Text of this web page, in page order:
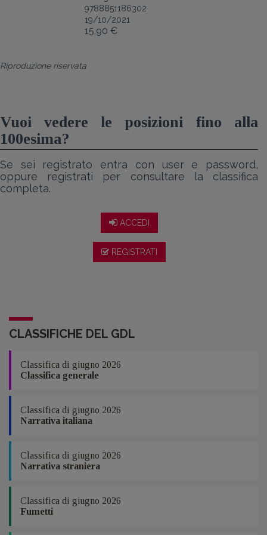
9788851186302
19/10/2021
15,90 €
Riproduzione riservata
Vuoi vedere le posizioni fino alla
100esima?
Se sei registrato entra con user e password,
oppure registrati per consultare la classifica
completa.
ACCEDI
REGISTRATI
CLASSIFICHE DEL GDL
Classifica di giugno 2026
Classifica generale
Classifica di giugno 2026
Narrativa italiana
Classifica di giugno 2026
Narrativa straniera
Classifica di giugno 2026
Fumetti